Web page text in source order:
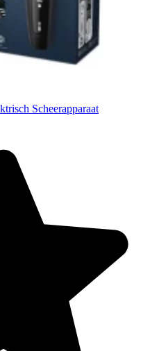
Scheerapparaat